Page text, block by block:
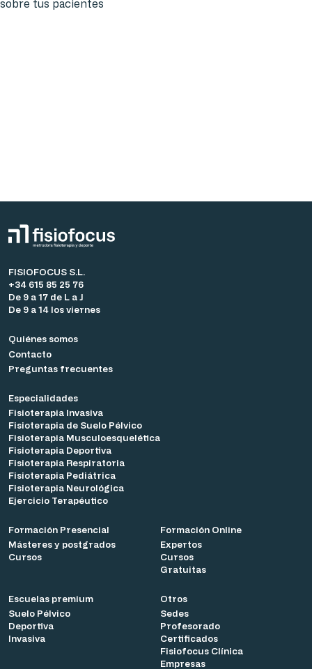
FISIOFOCUS S.L.
+34 615 85 25 76
De 9 a 17 de L a J
De 9 a 14 los viernes
Quiénes somos
Contacto
Preguntas frecuentes
Especialidades
Fisioterapia Invasiva
Fisioterapia de Suelo Pélvico
Fisioterapia Musculoesquelética
Fisioterapia Deportiva
Fisioterapia Respiratoria
Fisioterapia Pediátrica
Fisioterapia Neurológica
Ejercicio Terapéutico
Formación Presencial
Másteres y postgrados
Cursos
Formación Online
Expertos
Cursos
Gratuitas
Escuelas premium
Suelo Pélvico
Deportiva
Invasiva
Otros
Sedes
Profesorado
Certificados
Fisiofocus Clínica
Empresas